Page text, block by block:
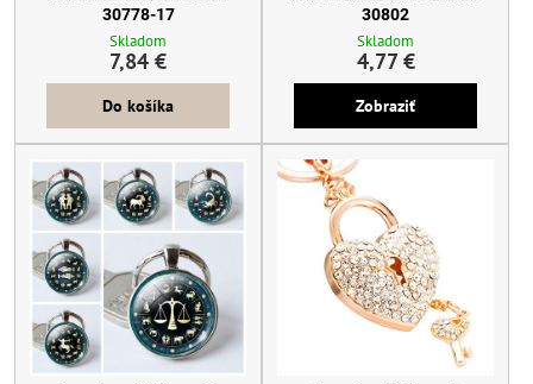
30778-17
Skladom
7,84 €
Do košíka
30802
Skladom
4,77 €
Zobraziť